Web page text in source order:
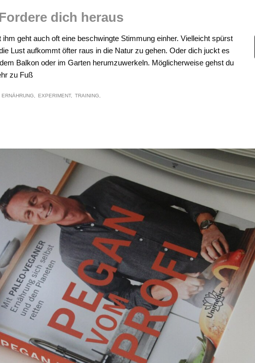
dich heraus
ihm geht auch oft eine beschwingte Stimmung einher. Vielleicht spürst
Lust aufkommt öfter raus in die Natur zu gehen. Oder dich juckt es
Balkon oder im Garten herumzuwerkeln. Möglicherweise gehst du
zu Fuß
ERNÄHRUNG EXPERIMENT TRAINING